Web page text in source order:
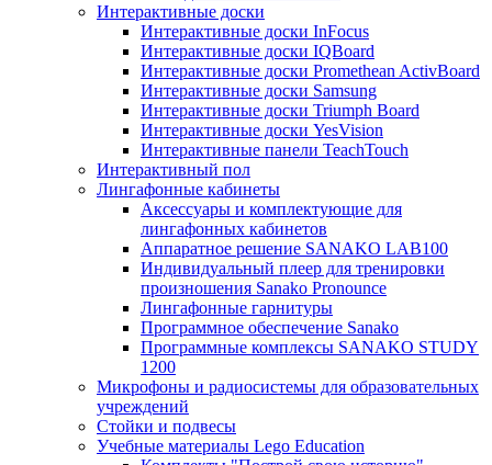
Интерактивные доски
Интерактивные доски InFocus
Интерактивные доски IQBoard
Интерактивные доски Promethean ActivBoard
Интерактивные доски Samsung
Интерактивные доски Triumph Board
Интерактивные доски YesVision
Интерактивные панели TeachTouch
Интерактивный пол
Лингафонные кабинеты
Аксессуары и комплектующие для
лингафонных кабинетов
Аппаратное решение SANAKO LAB100
Индивидуальный плеер для тренировки
произношения Sanako Pronounce
Лингафонные гарнитуры
Программное обеспечение Sanako
Программные комплексы SANAKO STUDY
1200
Микрофоны и радиосистемы для образовательных
учреждений
Стойки и подвесы
Учебные материалы Lego Education